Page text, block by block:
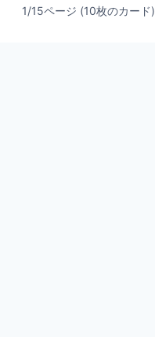
1/15ページ (10枚のカード)